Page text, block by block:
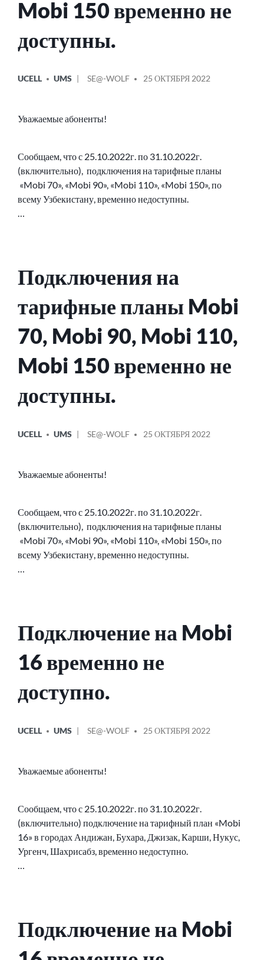
Mobi 150 временно не
доступны.
В
UCELL UMS
ОТ
SE@-WOLF 25 ОКТЯБРЯ 2022
Уважаемые абоненты!
Сообщаем, что с 25.10.2022г. по 31.10.2022г.
(включительно), подключения на тарифные планы
«Mobi 70», «Mobi 90», «Mobi 110», «Mobi 150», по
всему Узбекистану, временно недоступны.
…
Подключения на
тарифные планы Mobi
70, Mobi 90, Mobi 110,
Mobi 150 временно не
доступны.
В
UCELL UMS
ОТ
SE@-WOLF 25 ОКТЯБРЯ 2022
Уважаемые абоненты!
Сообщаем, что с 25.10.2022г. по 31.10.2022г.
(включительно), подключения на тарифные планы
«Mobi 70», «Mobi 90», «Mobi 110», «Mobi 150», по
всему Узбекистану, временно недоступны.
…
Подключение на Mobi
16 временно не
доступно.
В
UCELL UMS
ОТ
SE@-WOLF 25 ОКТЯБРЯ 2022
Уважаемые абоненты!
Сообщаем, что с 25.10.2022г. по 31.10.2022г.
(включительно) подключение на тарифный план «Mobi
16» в городах Андижан, Бухара, Джизак, Карши, Нукус,
Ургенч, Шахрисабз, временно недоступно.
…
Подключение на Mobi